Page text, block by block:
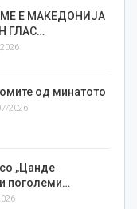
Е МАКЕДОНИЈА
ГЛАС…
од минатото
2026
„Цанде
поголеми…